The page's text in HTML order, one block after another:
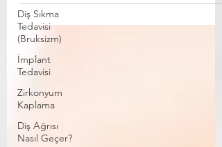
Diş Sıkma
Tedavisi
(Bruksizm)
İmplant
Tedavisi
Zirkonyum
Kaplama
Diş Ağrısı
Nasıl Geçer?